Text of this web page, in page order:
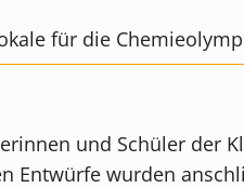
für die
und Schüler der
Entwürfe wurden